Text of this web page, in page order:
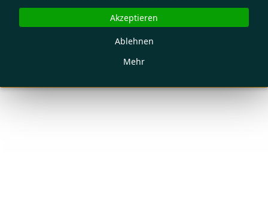
Mehr
Ablehnen
Akzeptieren